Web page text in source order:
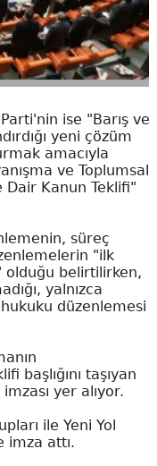
ise "Barış ve
yeni çözüm
amacıyla
ve Toplumsal
Kanun Teklifi"
süreç
"ilk
olduğu belirtilirken,
yalnızca
hukuku düzenlemesi
başlığını taşıyan
yer alıyor.
ile Yeni Yol
imza attı.